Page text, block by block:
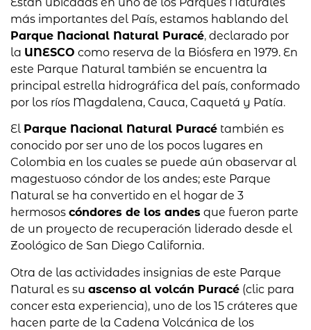
más importantes del País, estamos hablando del
Parque Nacional Natural Puracé, declarado por
la UNESCO como reserva de la Biósfera en 1979. En
este Parque Natural también se encuentra la
principal estrella hidrográfica del país, conformado
por los ríos Magdalena, Cauca, Caquetá y Patía.
El Parque Nacional Natural Puracé también es
conocido por ser uno de los pocos lugares en
Colombia en los cuales se puede aún obaservar al
magestuoso cóndor de los andes; este Parque
Natural se ha convertido en el hogar de 3
hermosos cóndores de los andes que fueron parte
de un proyecto de recuperación liderado desde el
Zoológico de San Diego California.
Otra de las actividades insignias de este Parque
Natural es su ascenso al volcán Puracé (clic para
concer esta experiencia), uno de los 15 cráteres que
hacen parte de la Cadena Volcánica de los